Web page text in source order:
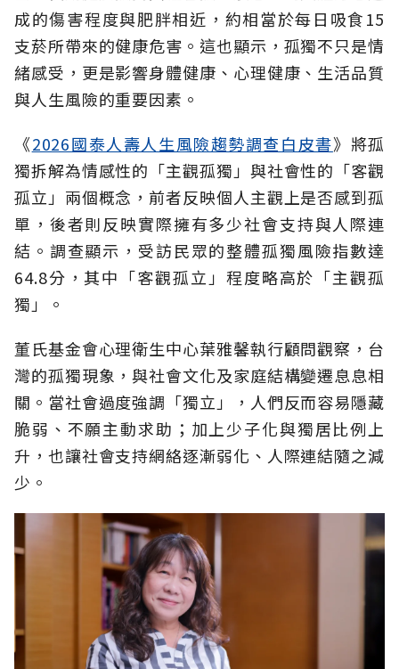
成的傷害程度與肥胖相近，約相當於每日吸食15
支菸所帶來的健康危害。這也顯示，孤獨不只是情
緒感受，更是影響身體健康、心理健康、生活品質
與人生風險的重要因素。
《2026國泰人壽人生風險趨勢調查白皮書》將孤
獨拆解為情感性的「主觀孤獨」與社會性的「客觀
孤立」兩個概念，前者反映個人主觀上是否感到孤
單，後者則反映實際擁有多少社會支持與人際連
結。調查顯示，受訪民眾的整體孤獨風險指數達
64.8分，其中「客觀孤立」程度略高於「主觀孤
獨」。
董氏基金會心理衛生中心葉雅馨執行顧問觀察，台
灣的孤獨現象，與社會文化及家庭結構變遷息息相
關。當社會過度強調「獨立」，人們反而容易隱藏
脆弱、不願主動求助；加上少子化與獨居比例上
升，也讓社會支持網絡逐漸弱化、人際連結隨之減
少。